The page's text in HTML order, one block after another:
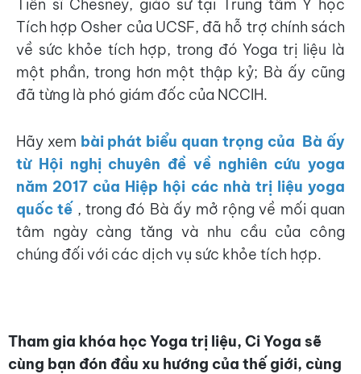
Tiến sĩ Chesney, giáo sư tại Trung tâm Y học
Tích hợp Osher của UCSF, đã hỗ trợ chính sách
về sức khỏe tích hợp, trong đó Yoga trị liệu là
một phần, trong hơn một thập kỷ; Bà ấy cũng
đã từng là phó giám đốc của NCCIH.
Hãy xem bài phát biểu quan trọng của Bà ấy
từ Hội nghị chuyên đề về nghiên cứu yoga
năm 2017 của Hiệp hội các nhà trị liệu yoga
quốc tế , trong đó Bà ấy mở rộng về mối quan
tâm ngày càng tăng và nhu cầu của công
chúng đối với các dịch vụ sức khỏe tích hợp.
Tham gia khóa học Yoga trị liệu, Ci Yoga sẽ
cùng bạn đón đầu xu hướng của thế giới, cùng